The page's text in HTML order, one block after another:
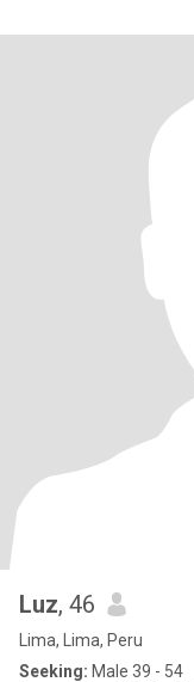
Luz, 46
Lima, Lima, Peru
Seeking: Male 39 - 54